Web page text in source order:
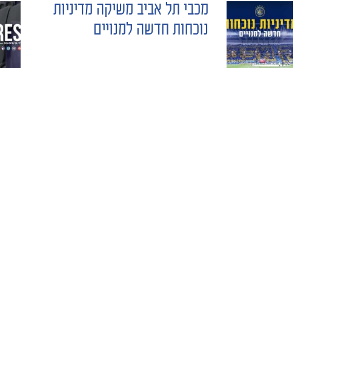
POST
NAVIGATION
מכבי תל אביב משיקה מדיניות
נוכחות חדשה למנויים